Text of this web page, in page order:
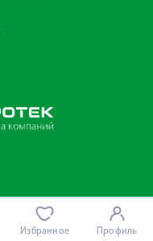
Избранное Профиль